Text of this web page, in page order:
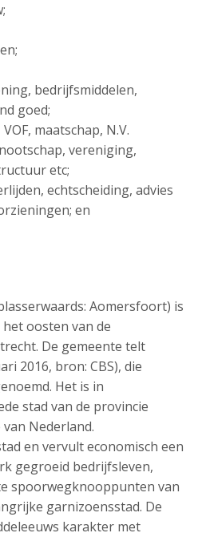
bedrijfsmiddelen,
goed;
maatschap, N.V.
vereniging,
etc;
echtscheiding, advies
en
Aomersfoort) is
oosten van de
De gemeente telt
2016, bron: CBS), die
Het is in
stad van de provincie
Nederland.
en vervult economisch een
gegroeid bedrijfsleven,
spoorwegknooppunten van
garnizoensstad. De
karakter met